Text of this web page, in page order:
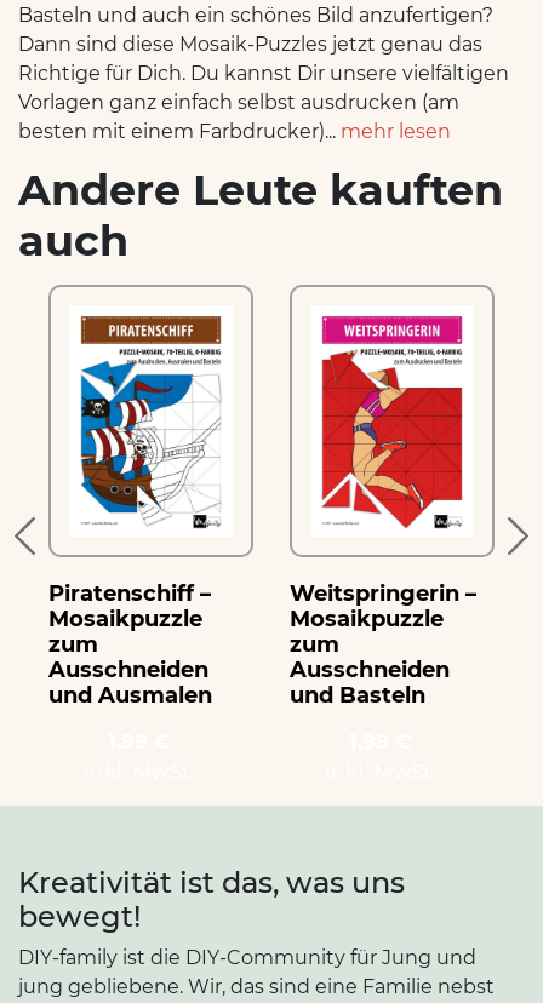
Basteln und auch ein schönes Bild anzufertigen?
Dann sind diese Mosaik-Puzzles jetzt genau das
Richtige für Dich. Du kannst Dir unsere vielfältigen
Vorlagen ganz einfach selbst ausdrucken (am
besten mit einem Farbdrucker)... mehr lesen
Andere Leute kauften
auch
Piratenschiff –
Mosaikpuzzle
zum
Ausschneiden
und Ausmalen
Weitspringerin –
Mosaikpuzzle
zum
Ausschneiden
und Basteln
Kreativität ist das, was uns
bewegt!
DIY-family ist die DIY-Community für Jung und
jung gebliebene. Wir, das sind eine Familie nebst